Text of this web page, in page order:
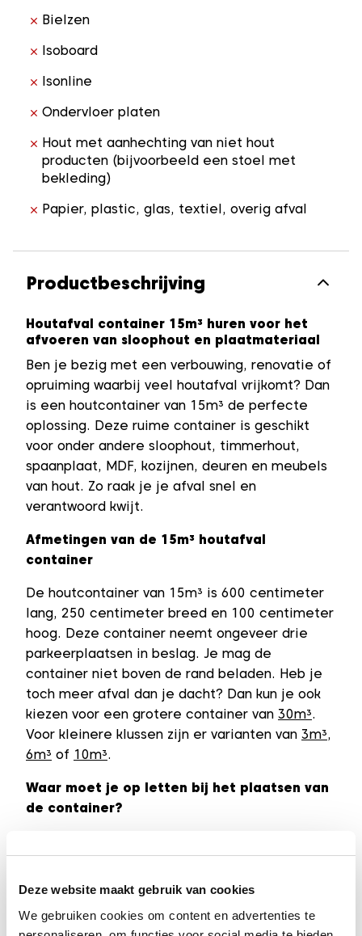
Deze website maakt gebruik van cookies
We gebruiken cookies om content en advertenties te
Bielzen
Isoboard
Isonline
Ondervloer platen
Hout met aanhechting van niet hout
producten (bijvoorbeeld een stoel met
bekleding)
Papier, plastic, glas, textiel, overig afval
Productbeschrijving
Houtafval container 15m³ huren voor het
afvoeren van sloophout en plaatmateriaal
Ben je bezig met een verbouwing, renovatie of
opruiming waarbij veel houtafval vrijkomt? Dan
is een houtcontainer van 15m³ de perfecte
oplossing. Deze ruime container is geschikt
voor onder andere sloophout, timmerhout,
spaanplaat, MDF, kozijnen, deuren en meubels
van hout. Zo raak je je afval snel en
verantwoord kwijt.
Afmetingen van de 15m³ houtafval
container
De houtcontainer van 15m³ is 600 centimeter
lang, 250 centimeter breed en 100 centimeter
hoog. Deze container neemt ongeveer drie
parkeerplaatsen in beslag. Je mag de
container niet boven de rand beladen. Heb je
toch meer afval dan je dacht? Dan kun je ook
kiezen voor een grotere container van 30m³.
Voor kleinere klussen zijn er varianten van 3m³,
6m³ of 10m³.
Waar moet je op letten bij het plaatsen van
de container?
voor het plaatsen van de container. Kan deze
niet op je eigen terrein staan en moet hij op
de openbare weg komen, bijvoorbeeld in een
parkeervak? Controleer dan bij je gemeente of